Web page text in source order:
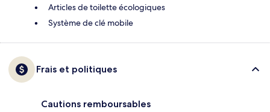
Articles de toilette écologiques
Système de clé mobile
Frais et politiques
Cautions remboursables